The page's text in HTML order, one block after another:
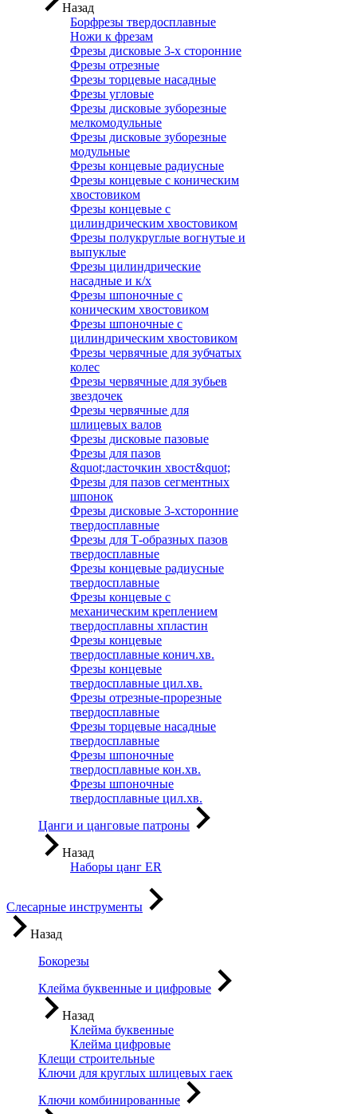
Назад
Борфрезы твердосплавные
Ножи к фрезам
Фрезы дисковые 3-х сторонние
Фрезы отрезные
Фрезы торцевые насадные
Фрезы угловые
Фрезы дисковые зуборезные
мелкомодульные
Фрезы дисковые зуборезные
модульные
Фрезы концевые радиусные
Фрезы концевые с коническим
хвостовиком
Фрезы концевые с
цилиндрическим хвостовиком
Фрезы полукруглые вогнутые и
выпуклые
Фрезы цилиндрические
насадные и к/х
Фрезы шпоночные с
коническим хвостовиком
Фрезы шпоночные с
цилиндрическим хвостовиком
Фрезы червячные для зубчатых
колес
Фрезы червячные для зубьев
звездочек
Фрезы червячные для
шлицевых валов
Фрезы дисковые пазовые
Фрезы для пазов
&quot;ласточкин хвост&quot;
Фрезы для пазов сегментных
шпонок
Фрезы дисковые 3-хсторонние
твердосплавные
Фрезы для Т-образных пазов
твердосплавные
Фрезы концевые радиусные
твердосплавные
Фрезы концевые с
механическим креплением
твердосплавны хпластин
Фрезы концевые
твердосплавные конич.хв.
Фрезы концевые
твердосплавные цил.хв.
Фрезы отрезные-прорезные
твердосплавные
Фрезы торцевые насадные
твердосплавные
Фрезы шпоночные
твердосплавные кон.хв.
Фрезы шпоночные
твердосплавные цил.хв.
Цанги и цанговые патроны
Назад
Наборы цанг ER
Слесарные инструменты
Назад
Бокорезы
Клейма буквенные и цифровые
Назад
Клейма буквенные
Клейма цифровые
Клещи строительные
Ключи для круглых шлицевых гаек
Ключи комбинированные